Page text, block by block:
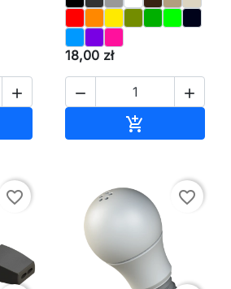

18,00 zł
 

favorite_border favorite_border